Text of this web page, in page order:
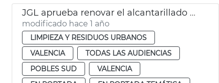
JGL aprueba renovar el alcantarillado de La Torre
modificado hace 1 año
LIMPIEZA Y RESIDUOS URBANOS
VALENCIA
TODAS LAS AUDIENCIAS
POBLES SUD
VALENCIA